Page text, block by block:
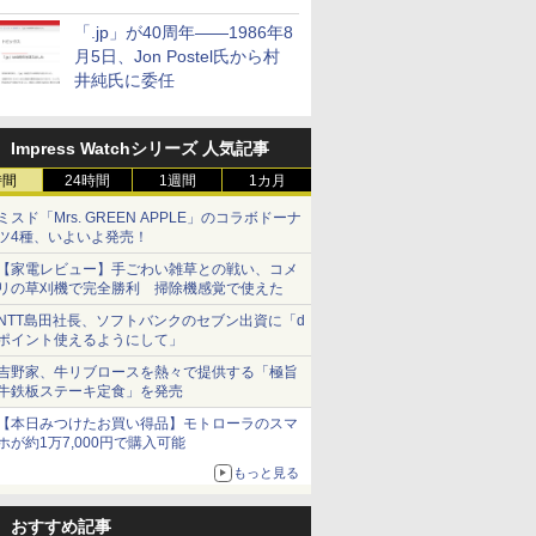
「.jp」が40周年――1986年8
月5日、Jon Postel氏から村
井純氏に委任
Impress Watchシリーズ 人気記事
24時間 1週間 1カ月
スド「Mrs. GREEN APPLE」のコラボドーナ
4種、いよいよ発売！
家電レビュー】手ごわい雑草との戦い、コメ
の草刈機で完全勝利 掃除機感覚で使えた
島田社長、ソフトバンクのセブン出資に「d
イント使えるようにして」
野家、牛リブロースを熱々で提供する「極旨
鉄板ステーキ定食」を発売
本日みつけたお買い得品】モトローラのスマ
が約1万7,000円で購入可能
もっと見る
おすすめ記事